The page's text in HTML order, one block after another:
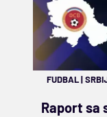
FUDBAL|
Raport sa